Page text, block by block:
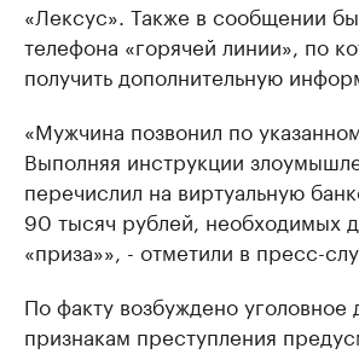
«Лексус». Также в сообщении
телефона «горячей линии», по
получить дополнительную
«Мужчина позвонил по
Выполняя инструкции
перечислил на виртуальную
90 тысяч рублей, необходимых
«приза»», - отметили в пресс-
По факту возбуждено уголовное
признакам преступления